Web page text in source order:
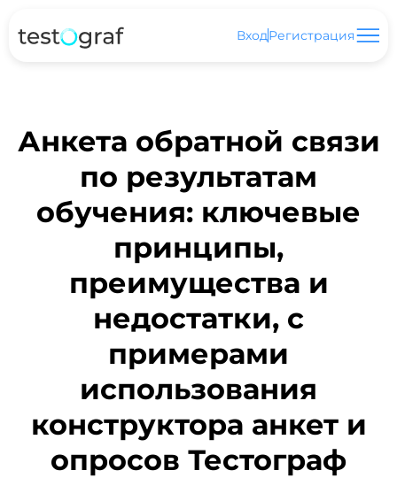
ВходРегистрация
Анкета обратной связи
по результатам
обучения: ключевые
принципы,
преимущества и
недостатки, с
примерами
использования
конструктора анкет и
опросов Тестограф